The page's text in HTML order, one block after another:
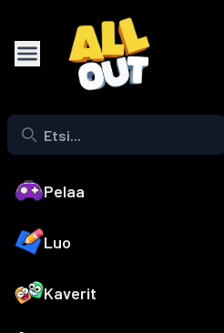
Pelaa
Luo
Kaverit